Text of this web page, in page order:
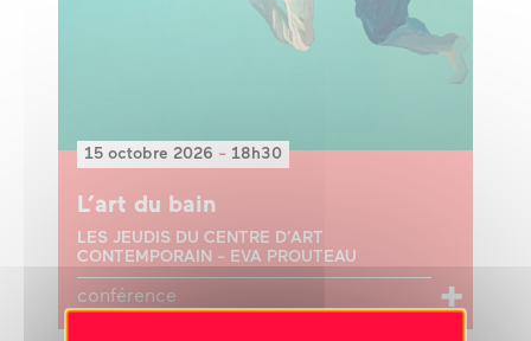
15 octobre 2026 - 18h30
L’art du bain
LES JEUDIS DU CENTRE D’ART
CONTEMPORAIN - EVA PROUTEAU
conférence